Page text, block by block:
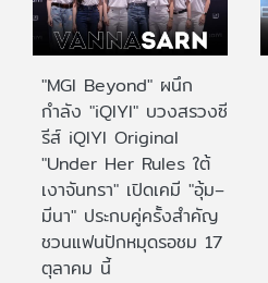
"MGI Beyond" ผนึก
กำลัง "iQIYI" บวงสรวงซี
รีส์ iQIYI Original
"Under Her Rules ใต้
เงาจันทรา" เปิดเคมี "อุ้ม–
มีนา" ประกบคู่ครั้งสำคัญ
ชวนแฟนปักหมุดรอชม 17
ตุลาคม นี้